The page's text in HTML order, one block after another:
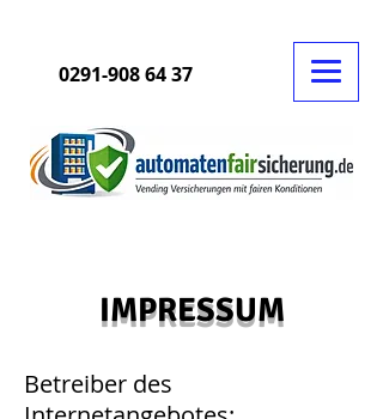
0291-908 64 37
IMPRESSUM
Betreiber des